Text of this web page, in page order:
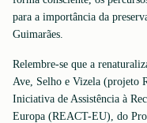
para a importância da
Guimarães.
Relembre-se que a
Ave, Selho e Vizela (projeto
Iniciativa de Assistência à
Europa (REACT-EU), do